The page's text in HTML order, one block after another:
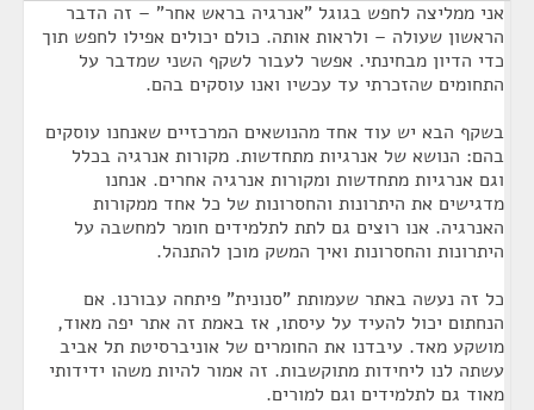
אני ממליצה לחפש בגוגל "אנרגיה בראש אחר" – זה הדבר
הראשון שעולה – ולראות אותה. כולם יכולים אפילו לחפש תוך
כדי הדיון מבחינתי. אפשר לעבור לשקף השני שמדבר על
התחומים שהזכרתי עד עכשיו ואנו עוסקים בהם.
בשקף הבא יש עוד אחד מהנושאים המרכזיים שאנחנו עוסקים
בהם: הנושא של אנרגיות מתחדשות. מקורות אנרגיה בכלל
וגם אנרגיות מתחדשות ומקורות אנרגיה אחרים. אנחנו
מדגישים את היתרונות והחסרונות של כל אחד ממקורות
האנרגיה. אנו רוצים גם לתת לתלמידים חומר למחשבה על
היתרונות והחסרונות ואיך המשק מוכן להתנהל.
כל זה נעשה באתר שעמותת "סנונית" פיתחה עבורנו. אם
הנחתום יכול להעיד על עיסתו, אז באמת זה אתר יפה מאוד,
מושקע מאד. עיבדנו את החומרים של אוניברסיטת תל אביב
עשתה לנו ליחידות מתוקשבות. זה אמור להיות משהו ידידותי
מאוד גם לתלמידים וגם למורים.